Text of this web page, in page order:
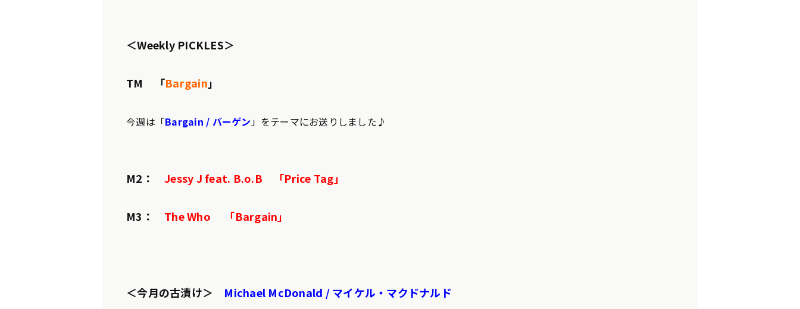
＜Weekly PICKLES＞
TM 「Bargain」
今週は「Bargain / バーゲン」をテーマにお送りしました♪
M2： Jessy J feat. B.o.B 「Price Tag」
M3： The Who 「Bargain」
＜今月の古漬け＞ Michael McDonald / マイケル・マクドナルド